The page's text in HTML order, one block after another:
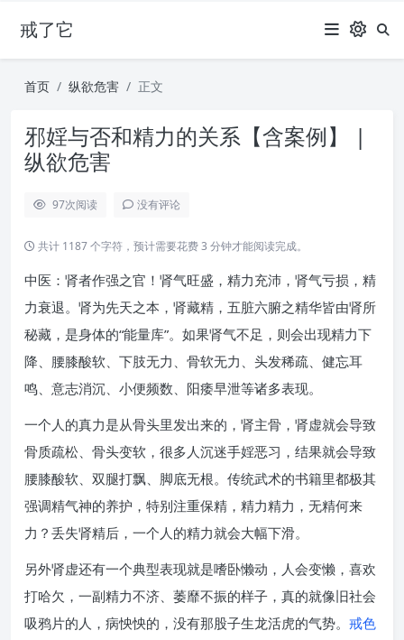
戒了它
首页 纵欲危害 正文
邪婬与否和精力的关系【含案例】 |
纵欲危害
97次阅读 没有评论
共计 1187 个字符，预计需要花费 3 分钟才能阅读完成。
中医：肾者作强之官！肾气旺盛，精力充沛，肾气亏损，精
力衰退。肾为先天之本，肾藏精，五脏六腑之精华皆由肾所
秘藏，是身体的“能量库”。如果肾气不足，则会出现精力下
降、腰膝酸软、下肢无力、骨软无力、头发稀疏、健忘耳
鸣、意志消沉、小便频数、阳痿早泄等诸多表现。
一个人的真力是从骨头里发出来的，肾主骨，肾虚就会导致
骨质疏松、骨头变软，很多人沉迷手婬恶习，结果就会导致
腰膝酸软、双腿打飘、脚底无根。传统武术的书籍里都极其
强调精气神的养护，特别注重保精，精力精力，无精何来
力？丢失肾精后，一个人的精力就会大幅下滑。
另外肾虚还有一个典型表现就是嗜卧懒动，人会变懒，喜欢
打哈欠，一副精力不济、萎靡不振的样子，真的就像旧社会
吸鸦片的人，病怏怏的，没有那股子生龙活虎的气势。 戒色